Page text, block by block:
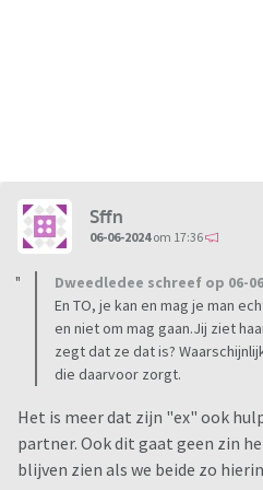
Sffn
06-06-2024om 17:36
Dweedledee schreef op 06-
En TO, je kan en mag je man
en niet om mag gaan.Jij ziet
zegt dat ze dat is?
die daarvoor zorgt.
Het is meer dat zijn "ex" ook
partner. Ook dit gaat geen zin
blijven zien als we beide zo